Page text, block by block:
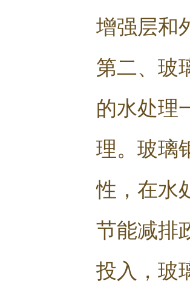
增强层和
第二、玻
的水处理
理。玻璃
性，在水
节能减排
投入，玻